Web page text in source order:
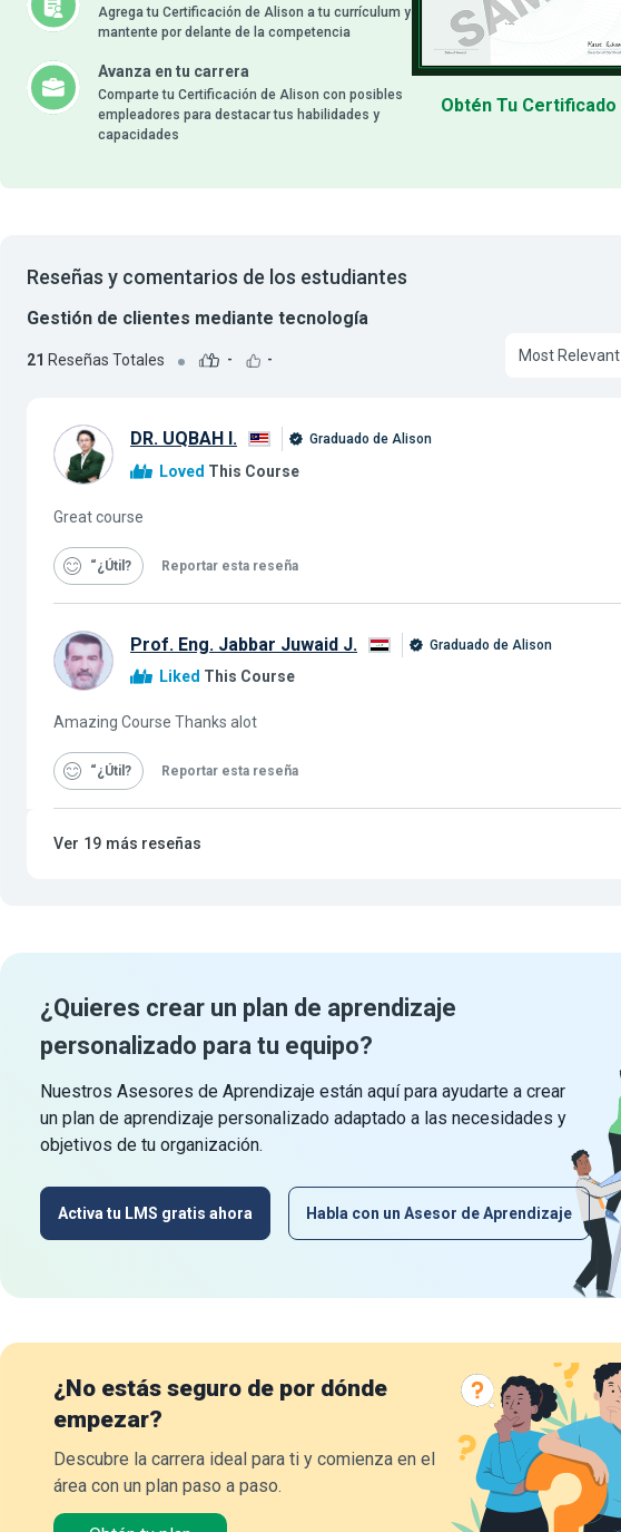
Agrega tu Certificación de Alison a tu currículum y
mantente por delante de la competencia
Avanza en tu carrera
Comparte tu Certificación de Alison con posibles
empleadores para destacar tus habilidades y
capacidades
Obtén Tu Certificado
Reseñas y comentarios de los estudiantes
Gestión de clientes mediante tecnología
21 Reseñas Totales - - Most Relevant
DR. UQBAH I. Graduado de Alison
Loved This Course
Great course
“¿Útil Reportar esta reseña
Prof. Eng. Jabbar Juwaid J. Graduado de Alison
Liked This Course
Amazing Course Thanks alot
“¿Útil Reportar esta reseña
Ver 19 más reseñas
¿Quieres crear un plan de aprendizaje
personalizado para tu equipo?
Nuestros Asesores de Aprendizaje están aquí para ayudarte a crear
un plan de aprendizaje personalizado adaptado a las necesidades y
objetivos de tu organización.
Activa tu LMS gratis ahora Habla con un Asesor de Aprendizaje
¿No estás seguro de por dónde
empezar?
Descubre la carrera ideal para ti y comienza en el
área con un plan paso a paso.